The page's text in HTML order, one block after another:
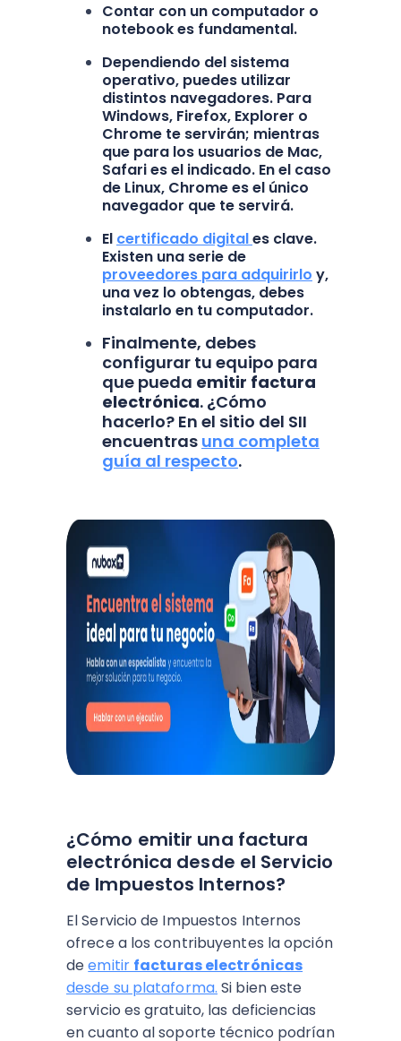
Contar con un computador o
notebook es fundamental.
Dependiendo del sistema
operativo, puedes utilizar
distintos navegadores. Para
Windows, Firefox, Explorer o
Chrome te servirán; mientras
que para los usuarios de Mac,
Safari es el indicado. En el caso
de Linux, Chrome es el único
navegador que te servirá.
El certificado digitales clave.
Existen una serie de
proveedores para adquirirlo y,
una vez lo obtengas, debes
instalarlo en tu computador.
Finalmente, debes
configurar tu equipo para
que pueda emitir factura
electrónica. ¿Cómo
hacerlo? En el sitio del SII
encuentras una completa
guía al respecto.
¿Cómo emitir una factura
electrónica desde el Servicio
de Impuestos Internos?
El Servicio de Impuestos Internos
ofrece a los contribuyentes la opción
deemitir facturas electrónicas
desde su plataforma. Si bien este
servicio es gratuito, las deficiencias
en cuanto al soporte técnico podrían